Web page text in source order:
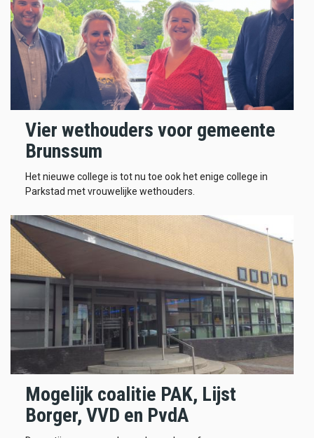
Vier wethouders voor gemeente
Brunssum
Het nieuwe college is tot nu toe ook het enige college in
Parkstad met vrouwelijke wethouders.
Mogelijk coalitie PAK, Lijst
Borger, VVD en PvdA